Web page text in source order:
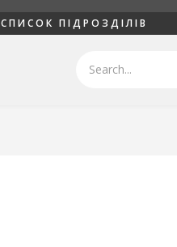
СПИСОК ПІДРОЗДІЛІВ